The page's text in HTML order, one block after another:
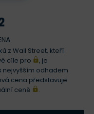
z Wall Street, kteří
cíle pro
, je
nejvyšším odhadem
cena představuje
ceně .